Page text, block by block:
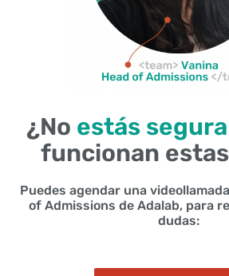
¿No estás segura
funcionan
Puedes agendar una
of Admissions de Adalab, para
dudas: